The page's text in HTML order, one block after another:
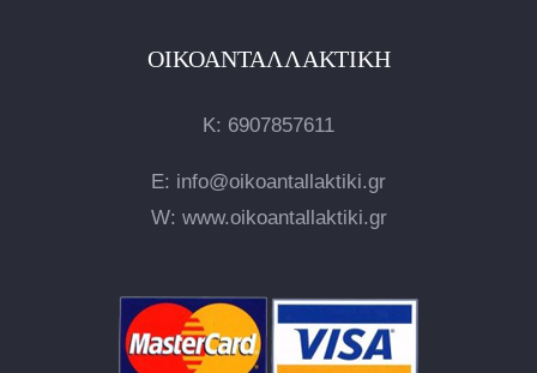
ΟΙΚΟΑΝΤΑΛΛΑΚΤΙΚΉ
Κ: 6907857611
E: info@oikoantallaktiki.gr
W: www.oikoantallaktiki.gr